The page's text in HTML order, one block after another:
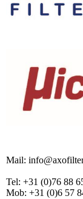
Mail:
Tel: +31 (0)76 88
Mob: +31 (0)6 57